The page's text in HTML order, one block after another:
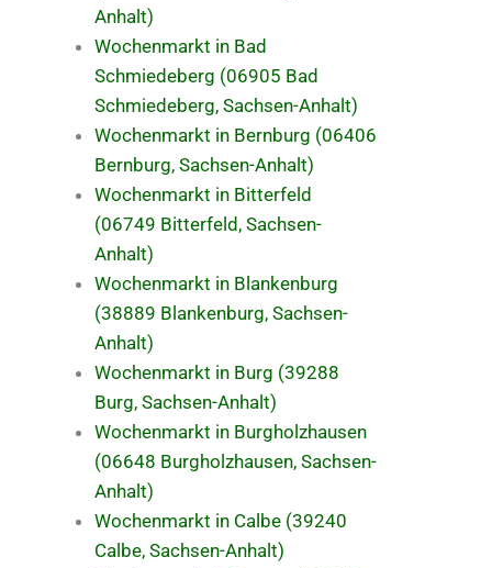
Anhalt)
Wochenmarkt in Bad
Schmiedeberg (06905 Bad
Schmiedeberg, Sachsen-Anhalt)
Wochenmarkt in Bernburg (06406
Bernburg, Sachsen-Anhalt)
Wochenmarkt in Bitterfeld
(06749 Bitterfeld, Sachsen-
Anhalt)
Wochenmarkt in Blankenburg
(38889 Blankenburg, Sachsen-
Anhalt)
Wochenmarkt in Burg (39288
Burg, Sachsen-Anhalt)
Wochenmarkt in Burgholzhausen
(06648 Burgholzhausen, Sachsen-
Anhalt)
Wochenmarkt in Calbe (39240
Calbe, Sachsen-Anhalt)